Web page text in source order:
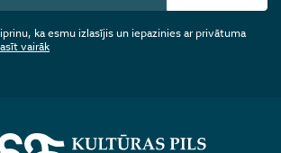
ka esmu izlasījis un iepazinies ar privātuma
vairāk